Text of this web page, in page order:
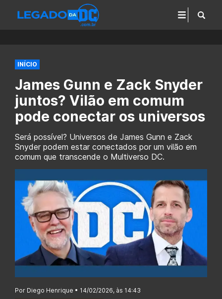
INÍCIO
James Gunn e Zack Snyder
juntos? Vilão em comum
pode conectar os universos
Será possível? Universos de James Gunn e Zack
Snyder podem estar conectados por um vilão em
comum que transcende o Multiverso DC.
Por Diego Henrique • 14/02/2026, às 14:43